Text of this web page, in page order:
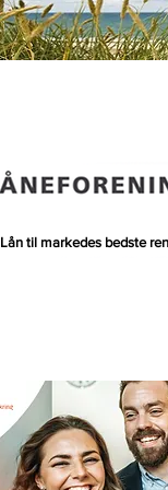
Lån til markedes bedste